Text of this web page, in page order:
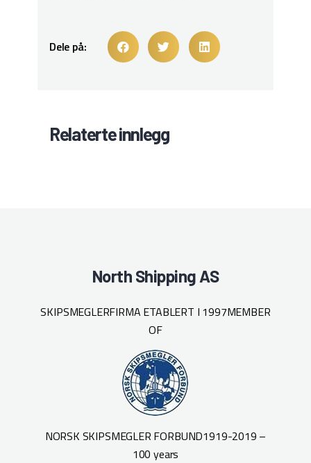
Dele på:
Relaterte innlegg
North Shipping AS
SKIPSMEGLERFIRMA ETABLERT I 1997MEMBER
OF
NORSK SKIPSMEGLER FORBUND1919-2019 –
100 years